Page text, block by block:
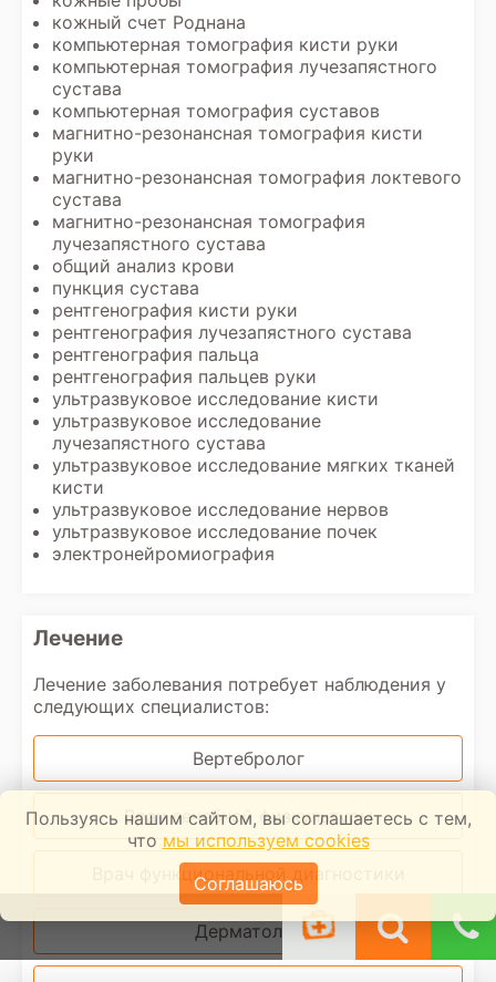
кожный счет Роднана
компьютерная томография кисти руки
компьютерная томография лучезапястного
сустава
компьютерная томография суставов
магнитно-резонансная томография кисти
руки
магнитно-резонансная томография локтевого
сустава
магнитно-резонансная томография
лучезапястного сустава
общий анализ крови
пункция сустава
рентгенография кисти руки
рентгенография лучезапястного сустава
рентгенография пальца
рентгенография пальцев руки
ультразвуковое исследование кисти
ультразвуковое исследование
лучезапястного сустава
ультразвуковое исследование мягких тканей
кисти
ультразвуковое исследование нервов
ультразвуковое исследование почек
электронейромиография
Лечение
Лечение заболевания потребует наблюдения у
следующих специалистов:
Вертебролог
Врач лечебной физкультуры
Врач функциональной диагностики
Дерматолог
Пользуясь нашим сайтом, вы соглашаетесь с тем,
чтомы используем cookies
Соглашаюсь